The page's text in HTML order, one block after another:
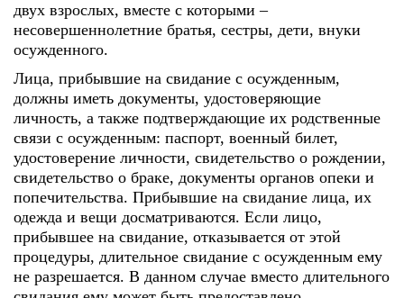
двух взрослых, вместе с которыми –
несовершеннолетние братья, сестры, дети, внуки
осужденного.
Лица, прибывшие на свидание с осужденным,
должны иметь документы, удостоверяющие
личность, а также подтверждающие их родственные
связи с осужденным: паспорт, военный билет,
удостоверение личности, свидетельство о рождении,
свидетельство о браке, документы органов опеки и
попечительства. Прибывшие на свидание лица, их
одежда и вещи досматриваются. Если лицо,
прибывшее на свидание, отказывается от этой
процедуры, длительное свидание с осужденным ему
не разрешается. В данном случае вместо длительного